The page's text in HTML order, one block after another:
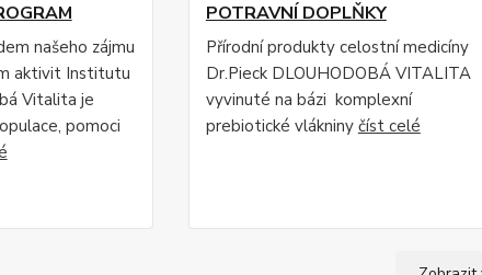
našeho zájmu
aktivit Institutu
Vitalita je
pomoci
POTRAVNÍ DOPLŇKY
Přírodní produkty celostní medicíny
Dr.Pieck DLOUHODOBÁ VITALITA
vyvinuté na bázi komplexní
prebiotické vlákniny číst celé